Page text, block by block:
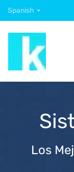
Spanish
Los